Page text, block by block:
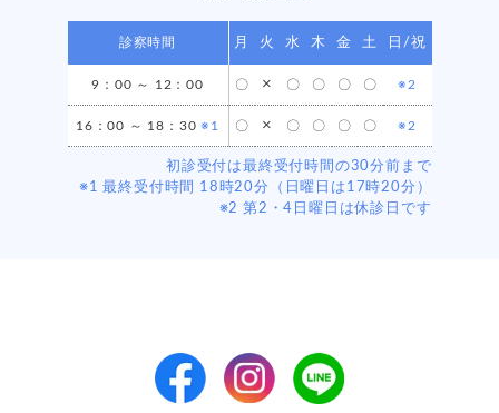
診察時間 月 火 水 木 金 土 日/祝
9：00 ～ 12：00 〇 × 〇 〇 〇 〇 ※2
16：00 ～ 18：30※1 〇 × 〇 〇 〇 〇 ※2
初診受付は最終受付時間の30分前まで
※1 最終受付時間 18時20分（日曜日は17時20分）
※2 第2・4日曜日は休診日です